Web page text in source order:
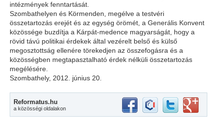
intézmények fenntartását.
Szombathelyen és Körmenden, megélve a testvéri
összetartozás erejét és az egység örömét, a Generális Konvent
közössége buzdítja a Kárpát-medence magyarságát, hogy a
rövid távú politikai érdekek által vezérelt belső és külső
megosztottság ellenére törekedjen az összefogásra és a
közösségben megtapasztalható érdek nélküli összetartozás
megélésére.
Szombathely, 2012. június 20.
Reformatus.hu
a közösségi oldalakon